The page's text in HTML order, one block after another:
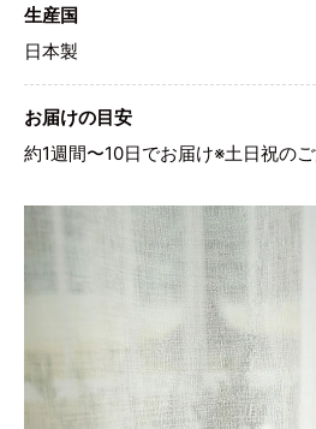
生産国
日本製
お届けの目安
約1週間〜10日でお届け※土日祝の